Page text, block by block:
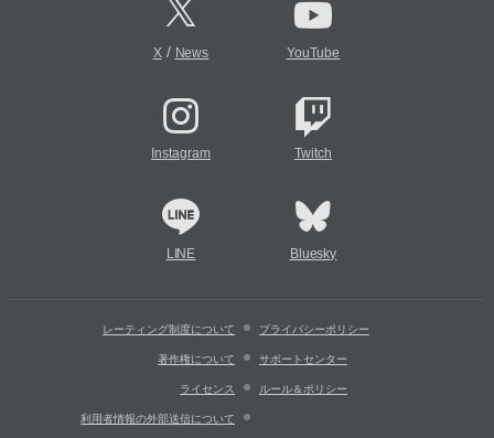
X/ News YouTube
Instagram Twitch
LINE Bluesky
レーティング制度について プライバシーポリシー
著作権について サポートセンター
ライセンス ルール＆ポリシー
利用者情報の外部送信について